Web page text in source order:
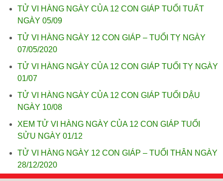
TỬ VI HÀNG NGÀY CỦA 12 CON GIÁP TUỔI TUẤT
NGÀY 05/09
TỬ VI HÀNG NGÀY 12 CON GIÁP – TUỔI TỴ NGÀY
07/05/2020
TỬ VI HÀNG NGÀY CỦA 12 CON GIÁP TUỔI TỴ NGÀY
01/07
TỬ VI HÀNG NGÀY CỦA 12 CON GIÁP TUỔI DẬU
NGÀY 10/08
XEM TỬ VI HÀNG NGÀY CỦA 12 CON GIÁP TUỔI
SỬU NGÀY 01/12
TỬ VI HÀNG NGÀY 12 CON GIÁP – TUỔI THÂN NGÀY
28/12/2020